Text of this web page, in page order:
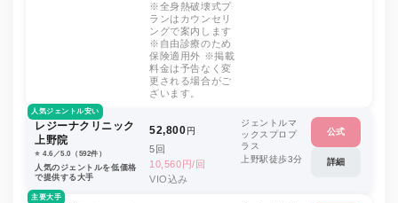
※全身熱破壊式プ
ランはカウンセリ
ングで案内します
※自由診療のため
保険適用外 ※掲載
料金は予告なく変
更される場合がご
ざいます。
人気ジェントル安い
レジーナクリニック
上野院
⭐️ 4.6／5.0（592件）
人気のジェントルを低価格
で提供する大手
52,800円
5回
10,560円/回
VIO込み
ジェントルマ
ックスプロプ
ラス
上野駅徒歩3分
公式
詳細
主要大手